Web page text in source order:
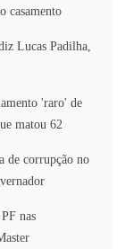
casamento
Lucas Padilha,
'raro' de
matou 62
de corrupção no
nas